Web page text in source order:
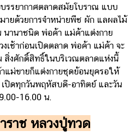
รรยากาศตลาดสมัยโบราณ แบบ
ายด้วยการจำหน่ายพืช ผัก แลผลไม้
นานาชนิด พ่อค้า แม่ค้าแต่งกาย
เช้าก่อนเปิดตลาด พ่อค้า แม่ค้า จะ
สิ่งศักดิ์สิทธิ์ในบริเวณตลาดแห่งนี้
แม่ขายก็แต่งกายชุดย้อนยุครอให้
ปิดทุกวันพฤหัสบดี-อาทิตย์ และวัน
16.00 น.
าช หลวงปู่ทวด